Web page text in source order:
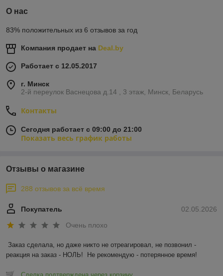
О нас
83% положительных из 6 отзывов за год
Компания продает на Deal.by
Работает с 12.05.2017
г. Минск
2-й переулок Васнецова д.14 , 3 этаж, Минск, Беларусь
Контакты
Сегодня работает с 09:00 до 21:00
Показать весь график работы
Отзывы о магазине
288 отзывов за всё время
02.05.2026
Покупатель
Очень плохо
Заказ сделала, но даже никто не отреагировал, не позвонил -
реакция на заказ - НОЛЬ!  Не рекомендую - потерянное время!